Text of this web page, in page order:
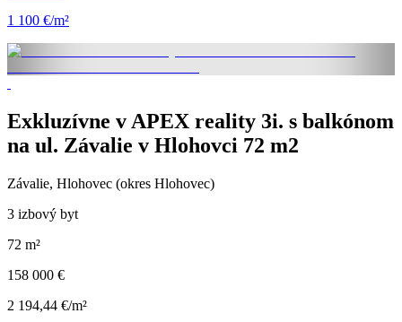
1 100 €/m²
Exkluzívne v APEX reality 3i. s balkónom
na ul. Závalie v Hlohovci 72 m2
Závalie, Hlohovec (okres Hlohovec)
3 izbový byt
72 m²
158 000 €
2 194,44 €/m²